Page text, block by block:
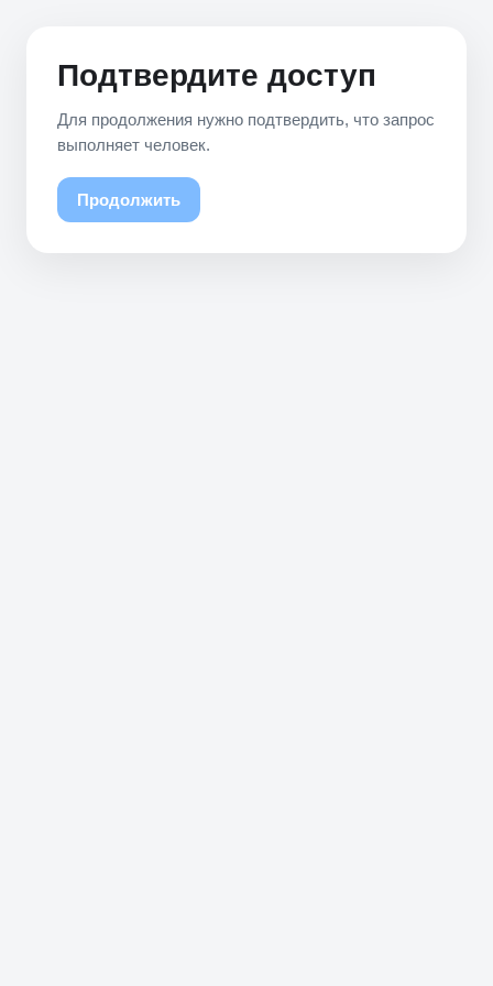
Подтвердите доступ
Для продолжения нужно подтвердить, что запрос
выполняет человек.
Продолжить